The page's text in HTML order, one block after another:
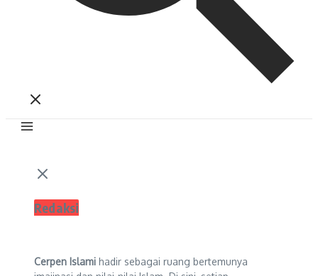
Redaksi
Cerpen Islami hadir sebagai ruang bertemunya